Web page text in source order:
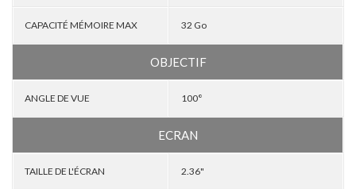
CAPACITÉ MÉMOIRE MAX 32 Go
OBJECTIF
ANGLE DE VUE 100°
ECRAN
TAILLE DE L'ÉCRAN 2.36"